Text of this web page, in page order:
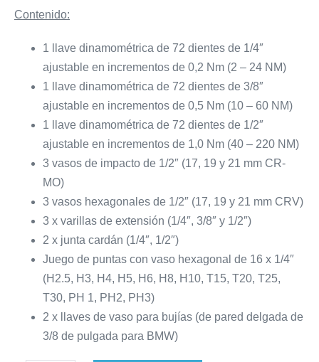
Contenido:
1 llave dinamométrica de 72 dientes de 1/4″
ajustable en incrementos de 0,2 Nm (2 – 24 NM)
1 llave dinamométrica de 72 dientes de 3/8″
ajustable en incrementos de 0,5 Nm (10 – 60 NM)
1 llave dinamométrica de 72 dientes de 1/2″
ajustable en incrementos de 1,0 Nm (40 – 220 NM)
3 vasos de impacto de 1/2″ (17, 19 y 21 mm CR-
MO)
3 vasos hexagonales de 1/2″ (17, 19 y 21 mm CRV)
3 x varillas de extensión (1/4″, 3/8″ y 1/2″)
2 x junta cardán (1/4″, 1/2″)
Juego de puntas con vaso hexagonal de 16 x 1/4″
(H2.5, H3, H4, H5, H6, H8, H10, T15, T20, T25,
T30, PH 1, PH2, PH3)
2 x llaves de vaso para bujías (de pared delgada de
3/8 de pulgada para BMW)